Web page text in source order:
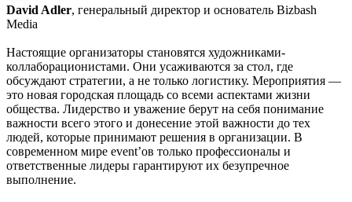
David Adler, генеральный директор и основатель Bizbash
Media
Настоящие организаторы становятся художниками-
коллаборационистами. Они усаживаются за стол, где
обсуждают стратегии, а не только логистику. Мероприятия —
это новая городская площадь со всеми аспектами жизни
общества. Лидерство и уважение берут на себя понимание
важности всего этого и донесение этой важности до тех
людей, которые принимают решения в организации. В
современном мире event’ов только профессионалы и
ответственные лидеры гарантируют их безупречное
выполнение.